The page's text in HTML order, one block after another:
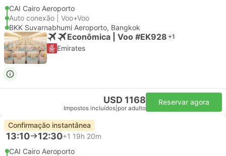
CAI Cairo Aeroporto
Auto conexão | Voo+Voo
BKK Suvarnabhumi Aeroporto, Bangkok
Econômica | Voo #EK928 +1
Emirates
USD 1168
Impostos incluídos por adulto
Reservar agora
Confirmação instantânea
13:10 12:30+1 19h 20m
CAI Cairo Aeroporto